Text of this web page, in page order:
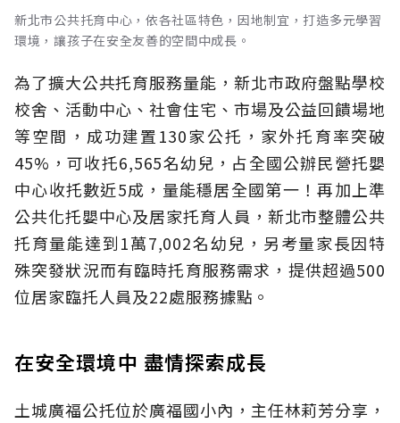
新北市公共托育中心，依各社區特色，因地制宜，打造多元學習
環境，讓孩子在安全友善的空間中成長。
為了擴大公共托育服務量能，新北市政府盤點學校
校舍、活動中心、社會住宅、市場及公益回饋場地
等空間，成功建置130家公托，家外托育率突破
45%，可收托6,565名幼兒，占全國公辦民營托嬰
中心收托數近5成，量能穩居全國第一！再加上準
公共化托嬰中心及居家托育人員，新北市整體公共
托育量能達到1萬7,002名幼兒，另考量家長因特
殊突發狀況而有臨時托育服務需求，提供超過500
位居家臨托人員及22處服務據點。
在安全環境中 盡情探索成長
土城廣福公托位於廣福國小內，主任林莉芳分享，